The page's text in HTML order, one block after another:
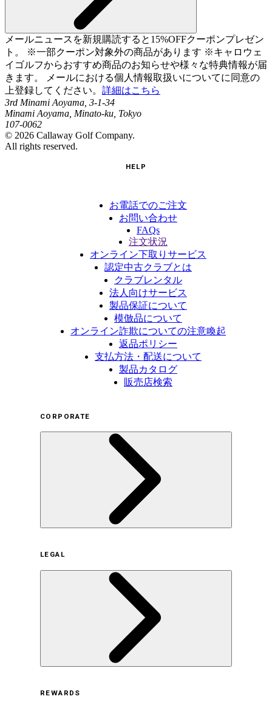
メールニュースを新規購読すると15%OFFクーポンプレゼン
ト。 ※一部クーポン対象外の商品があります ※キャロウェ
イゴルフからおすすめ商品のお知らせや様々な特典情報が届
きます。 メールにおける個人情報取扱いについてに同意の
上登録してください。 詳細はこちら
3rd Minami Aoyama, 3-1-34
Minami Aoyama, Minato-ku, Tokyo
107-0062
© 2026 Callaway Golf Company.
All rights reserved.
HELP
お電話でのご注文
お問い合わせ
FAQs
注文状況
オンライン下取りサービス
認定中古クラブとは
クラブレンタル
法人向けサービス
製品保証について
模倣品について
オンライン詐欺についての注意喚起
返品ポリシー
支払方法・配送について
製品カタログ
販売店検索
CORPORATE
サステナビリティの取り組み（日本）
サステナビリティの取り組み（米国/英語）
ヒストリー
採用情報
LEGAL
REWARDS